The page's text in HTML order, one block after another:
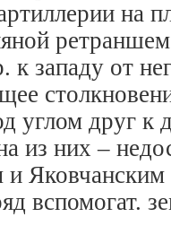
на
к за­па­ду от
уг­лом друг к
из них –
Яков­чан­ским
вспо­мо­гат.